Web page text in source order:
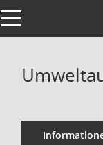
Toggle navigation